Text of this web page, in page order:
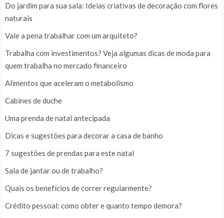
Do jardim para sua sala: Ideias criativas de decoração com flores
naturais
Vale a pena trabalhar com um arquiteto?
Trabalha com investimentos? Veja algumas dicas de moda para
quem trabalha no mercado financeiro
Alimentos que aceleram o metabolismo
Cabines de duche
Uma prenda de natal antecipada
Dicas e sugestões para decorar a casa de banho
7 sugestões de prendas para este natal
Sala de jantar ou de trabalho?
Quais os benefícios de correr regularmente?
Crédito pessoal: como obter e quanto tempo demora?